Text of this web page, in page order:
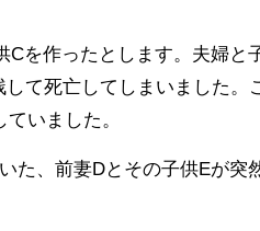
を作ったとします。夫婦と
て死亡してしまいました。
いました。
た、前妻Dとその子供Eが突